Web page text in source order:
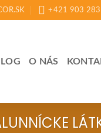
+421 903
O NÁS